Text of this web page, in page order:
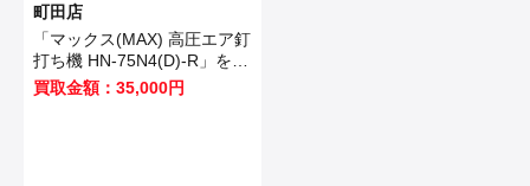
町田店
「マックス(MAX) 高圧エア釘
打ち機 HN-75N4(D)-R」を買
い取りました！
買取金額：35,000円